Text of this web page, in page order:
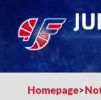
Homepage>